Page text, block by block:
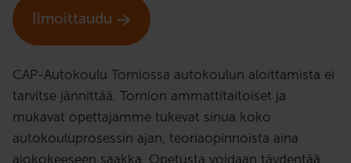
Ilmoittaudu
CAP-Autokoulu Torniossa autokoulun aloittamista ei
tarvitse jännittää. Tornion ammattitaitoiset ja
mukavat opettajamme tukevat sinua koko
autokouluprosessin ajan, teoriaopinnoista aina
ajokokeeseen saakka. Opetusta voidaan täydentää